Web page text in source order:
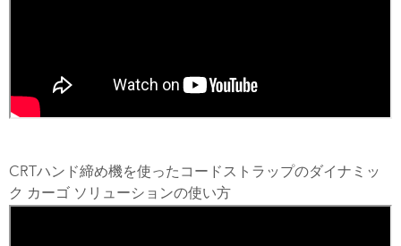
CRTハンド締め機を使ったコードストラップのダイナミッ
ク カーゴ ソリューションの使い方